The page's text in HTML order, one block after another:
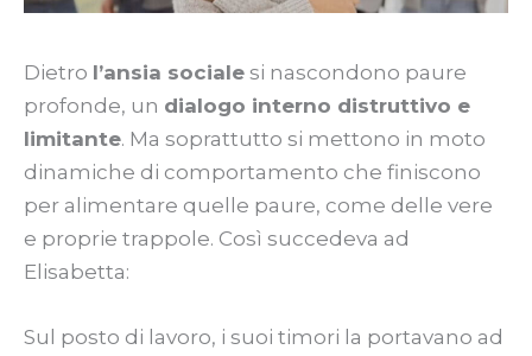
Dietro l’ansia sociale si nascondono paure
profonde, un dialogo interno distruttivo e
limitante. Ma soprattutto si mettono in moto
dinamiche di comportamento che finiscono
per alimentare quelle paure, come delle vere
e proprie trappole. Così succedeva ad
Elisabetta:
Sul posto di lavoro, i suoi timori la portavano ad